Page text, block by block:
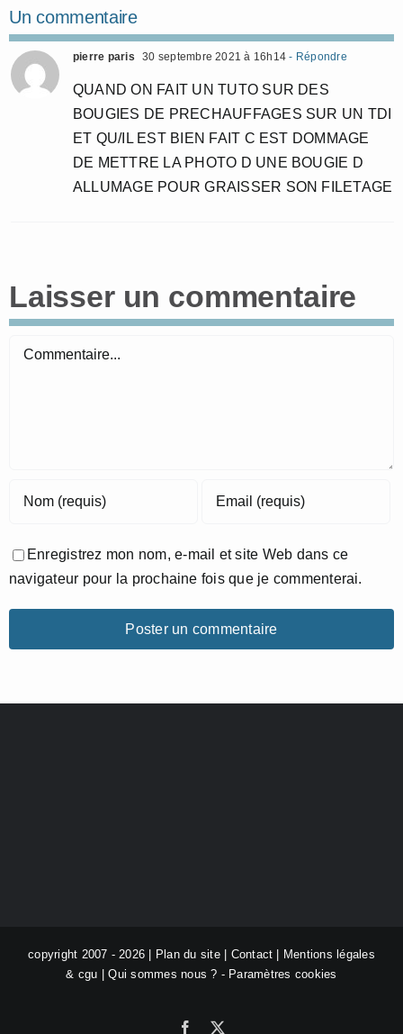
Un commentaire
pierre paris 30 septembre 2021 à 16h14 - Répondre
QUAND ON FAIT UN TUTO SUR DES
BOUGIES DE PRECHAUFFAGES SUR UN TDI
ET QU/IL EST BIEN FAIT C EST DOMMAGE
DE METTRE LA PHOTO D UNE BOUGIE D
ALLUMAGE POUR GRAISSER SON FILETAGE
Laisser un commentaire
Commentaire
Enregistrez mon nom, e-mail et site Web dans ce
navigateur pour la prochaine fois que je commenterai.
copyright 2007 - 2026 | Plan du site| Contact
Mentions légales
& cgu |Qui sommes nous ? - Paramètres cookies
Facebook